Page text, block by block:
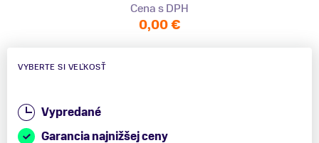
Cena s DPH
0,00 €
VYBERTE SI VEĽKOSŤ
Vypredané
Garancia najnižšej ceny